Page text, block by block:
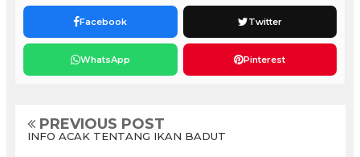
Facebook Twitter
WhatsApp Pinterest
PREVIOUS POST
INFO ACAK TENTANG IKAN BADUT